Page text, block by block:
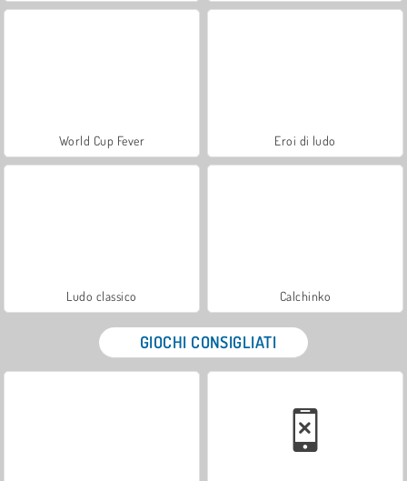
World Cup Fever Eroi di ludo
Ludo classico Calchinko
GIOCHI CONSIGLIATI